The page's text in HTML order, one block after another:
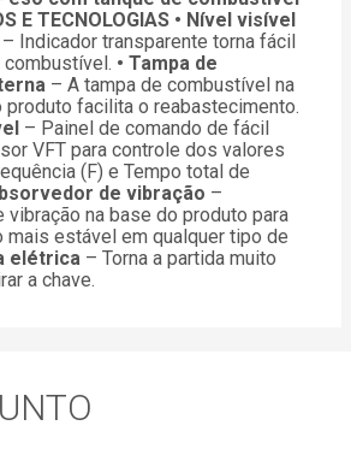
E TECNOLOGIAS • Nível visível
– Indicador transparente torna fácil
• Tampa de
– A tampa de combustível na
produto facilita o reabastecimento.
– Painel de comando de fácil
VFT para controle dos valores
(F) e Tempo total de
de vibração –
na base do produto para
mais estável em qualquer tipo de
elétrica – Torna a partida muito
a chave.